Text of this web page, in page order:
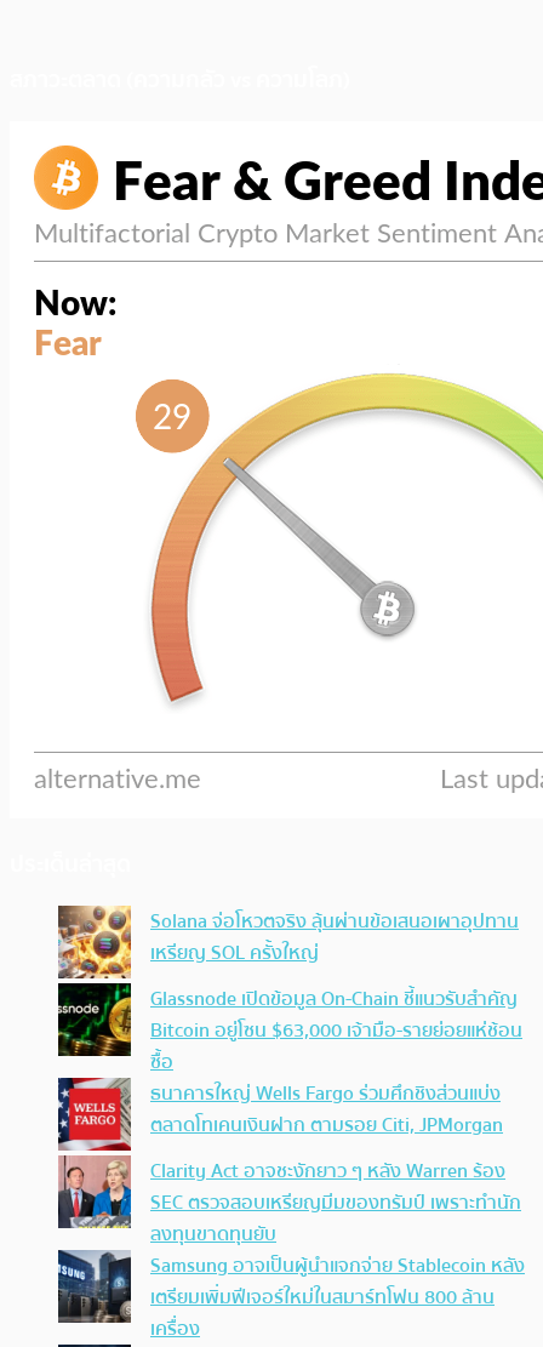
Solana จ่อโหวตจริง ลุ้นผ่านข้อเสนอเผาอุปทาน
เหรียญ SOL ครั้งใหญ่
Glassnode เปิดข้อมูล On-Chain ชี้แนวรับสำคัญ
Bitcoin อยู่โซน $63,000 เจ้ามือ-รายย่อยแห่ช้อน
ซื้อ
ธนาคารใหญ่ Wells Fargo ร่วมศึกชิงส่วนแบ่ง
ตลาดโทเคนเงินฝาก ตามรอย Citi, JPMorgan
Clarity Act อาจชะงักยาว ๆ หลัง Warren ร้อง
SEC ตรวจสอบเหรียญมีมของทรัมป์ เพราะทำนัก
ลงทุนขาดทุนยับ
Samsung อาจเป็นผู้นำแจกจ่าย Stablecoin หลัง
เตรียมเพิ่มฟีเจอร์ใหม่ในสมาร์ทโฟน 800 ล้าน
เครื่อง